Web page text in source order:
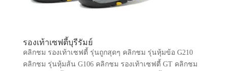
รองเท้าเซฟตี้บุรีรัมย์
คลิกชม รองเท้าเซฟตี้ รุ่นถูกสุดๆ คลิกชม รุ่นหุ้มข้อ G210
คลิกชม รุ่นหุ้มส้น G106 คลิกชม รองเท้าเซฟตี้ GT คลิกชม